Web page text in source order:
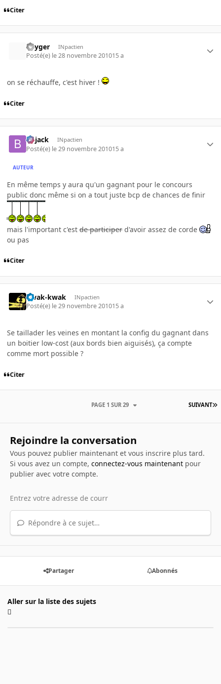
Citer
Thyger INpactien
Posté(e) le 28 novembre 201015 a
on se réchauffe, c'est hiver !
Citer
Bojack INpactien
Posté(e) le 29 novembre 201015 a
AUTEUR
En même temps y aura qu'un gagnant pour le concours
public donc même si on a tout juste bcp de chances de finir
mais l'important c'est de participer d'avoir assez de corde
ou pas
Citer
kwak-kwak INpactien
Posté(e) le 29 novembre 201015 a
Se taillader les veines en montant la config du gagnant dans
un boitier low-cost (aux bords bien aiguisés), ça compte
comme mort possible ?
Citer
SUIVANT
PAGE 1 SUR 29
Rejoindre la conversation
Vous pouvez publier maintenant et vous inscrire plus tard.
Si vous avez un compte, connectez-vous maintenantpour
publier avec votre compte.
Répondre à ce sujet…
Partager Abonnés
Aller sur la liste des sujets